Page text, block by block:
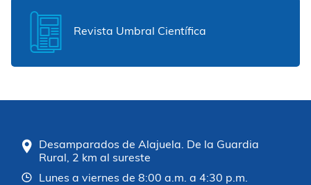
Revista Umbral Científica
Desamparados de Alajuela. De la Guardia
Rural, 2 km al sureste
Lunes a viernes de 8:00 a.m. a 4:30 p.m.